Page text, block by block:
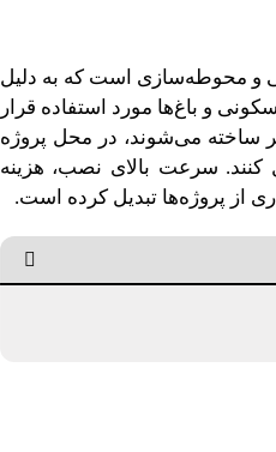
و محوطه‌سازی است که به دلیل
و باغ‌ها مورد استفاده قرار
ساخته می‌شوند، در محل پروژه
سرعت بالای نصب، هزینه
از پروژه‌ها تبدیل کرده است.